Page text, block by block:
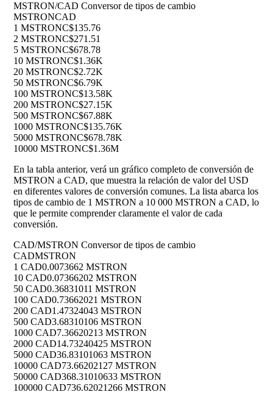
MSTRON/CAD Conversor de tipos de cambio
MSTRONCAD
1 MSTRONC$135.76
2 MSTRONC$271.51
5 MSTRONC$678.78
10 MSTRONC$1.36K
20 MSTRONC$2.72K
50 MSTRONC$6.79K
100 MSTRONC$13.58K
200 MSTRONC$27.15K
500 MSTRONC$67.88K
1000 MSTRONC$135.76K
5000 MSTRONC$678.78K
10000 MSTRONC$1.36M
En la tabla anterior, verá un gráfico completo de conversión de
MSTRON a CAD, que muestra la relación de valor del USD
en diferentes valores de conversión comunes. La lista abarca los
tipos de cambio de 1 MSTRON a 10 000 MSTRON a CAD, lo
que le permite comprender claramente el valor de cada
conversión.
CAD/MSTRON Conversor de tipos de cambio
CADMSTRON
1 CAD0.0073662 MSTRON
10 CAD0.07366202 MSTRON
50 CAD0.36831011 MSTRON
100 CAD0.73662021 MSTRON
200 CAD1.47324043 MSTRON
500 CAD3.68310106 MSTRON
1000 CAD7.36620213 MSTRON
2000 CAD14.73240425 MSTRON
5000 CAD36.83101063 MSTRON
10000 CAD73.66202127 MSTRON
50000 CAD368.31010633 MSTRON
100000 CAD736.62021266 MSTRON